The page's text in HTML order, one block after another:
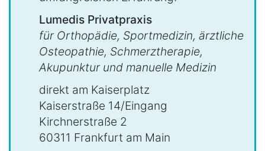
Lumedis Privatpraxis
für Orthopädie, Sportmedizin, ärztliche
Osteopathie, Schmerztherapie,
Akupunktur und manuelle Medizin
direkt am Kaiserplatz
Kaiserstraße 14/Eingang
Kirchnerstraße 2
60311 Frankfurt am Main